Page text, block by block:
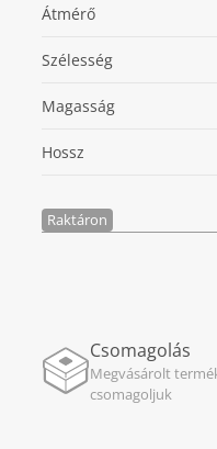
Átmérő
Szélesség
Magasság
Hossz
Raktáron
Csomagolás
Megvásárolt
csomagoljuk